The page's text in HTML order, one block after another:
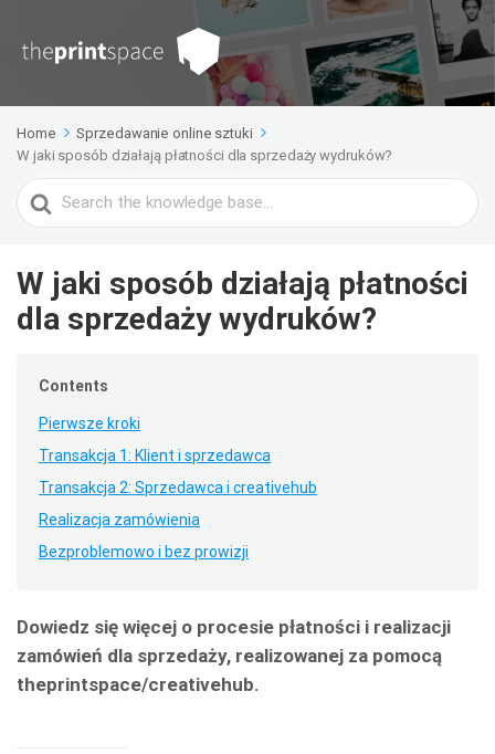
Home
Sprzedawanie online sztuki
W jaki sposób działają płatności dla sprzedaży wydruków?
Search
For
W jaki sposób działają płatności
dla sprzedaży wydruków?
Contents
Pierwsze kroki
Transakcja 1: Klient i sprzedawca
Transakcja 2: Sprzedawca i creativehub
Realizacja zamówienia
Bezproblemowo i bez prowizji
Dowiedz się więcej o procesie płatności i realizacji
zamówień dla sprzedaży, realizowanej za pomocą
theprintspace/creativehub.